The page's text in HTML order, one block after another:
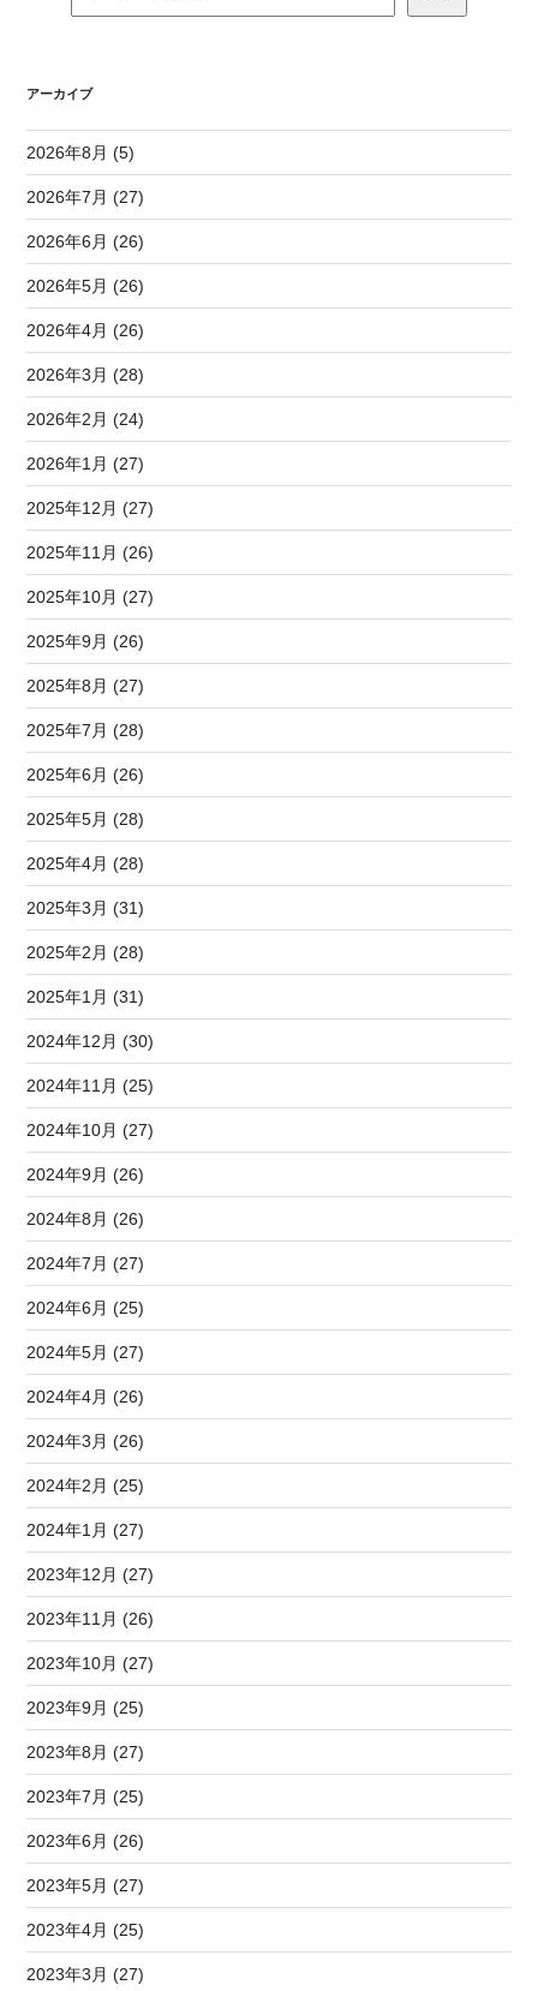
アーカイブ
2026年8月 (5)
2026年7月 (27)
2026年6月 (26)
2026年5月 (26)
2026年4月 (26)
2026年3月 (28)
2026年2月 (24)
2026年1月 (27)
2025年12月 (27)
2025年11月 (26)
2025年10月 (27)
2025年9月 (26)
2025年8月 (27)
2025年7月 (28)
2025年6月 (26)
2025年5月 (28)
2025年4月 (28)
2025年3月 (31)
2025年2月 (28)
2025年1月 (31)
2024年12月 (30)
2024年11月 (25)
2024年10月 (27)
2024年9月 (26)
2024年8月 (26)
2024年7月 (27)
2024年6月 (25)
2024年5月 (27)
2024年4月 (26)
2024年3月 (26)
2024年2月 (25)
2024年1月 (27)
2023年12月 (27)
2023年11月 (26)
2023年10月 (27)
2023年9月 (25)
2023年8月 (27)
2023年7月 (25)
2023年6月 (26)
2023年5月 (27)
2023年4月 (25)
2023年3月 (27)